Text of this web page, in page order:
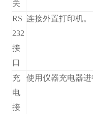
关
RS
232
接
口
连接外置打印机。
充
电
接
使用仪器充电器进